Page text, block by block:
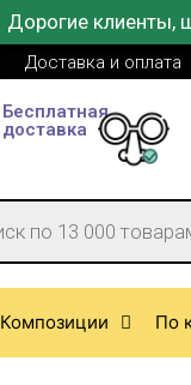
Дорогие клиенты,
Доставка и оплата
Бесплатная
доставка
Композиции По